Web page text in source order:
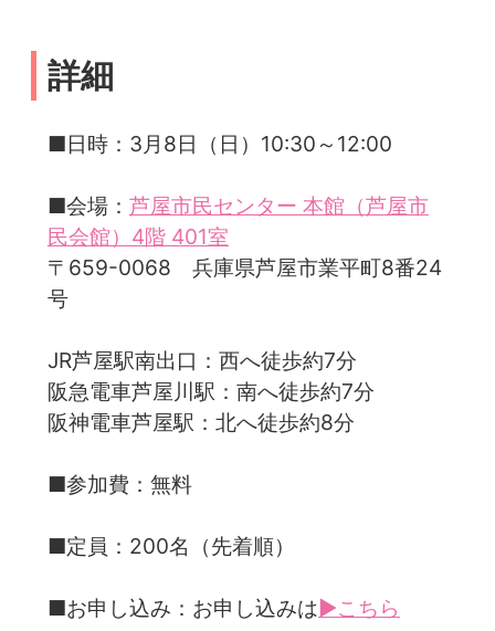
詳細
■日時：3月8日（日）10:30～12:00
■会場： 芦屋市民センター 本館（芦屋市
民会館）4階 401室
〒659-0068 兵庫県芦屋市業平町8番24
号
JR芦屋駅南出口：西へ徒歩約7分
阪急電車芦屋川駅：南へ徒歩約7分
阪神電車芦屋駅：北へ徒歩約8分
■参加費：無料
■定員：200名（先着順）
■お申し込み：お申し込みは▶こちら